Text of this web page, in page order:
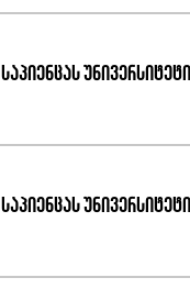
საპიენცას
საპიენცას